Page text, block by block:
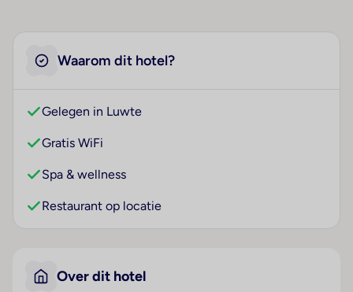
Waarom dit hotel?
Gelegen in Luwte
Gratis WiFi
Spa & wellness
Restaurant op locatie
Over dit hotel